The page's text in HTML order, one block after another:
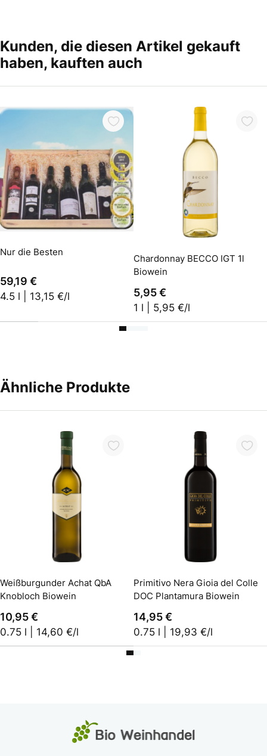
Kunden, die diesen Artikel gekauft
haben, kauften auch
In den Warenkorb
Nur die Besten
59,19 €
4.5 l | 13,15 €/l
In den Warenkorb
Chardonnay BECCO IGT 1l
Biowein
5,95 €
1 l | 5,95 €/l
Ähnliche Produkte
In den Warenkorb
Weißburgunder Achat QbA
Knobloch Biowein
10,95 €
0.75 l | 14,60 €/l
Primitivo Nera Gioia del Colle
DOC Plantamura Biowein
14,95 €
0.75 l | 19,93 €/l